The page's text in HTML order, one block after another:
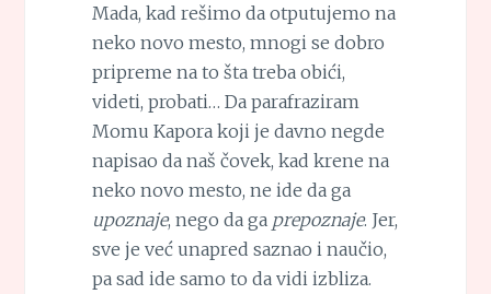
Mada, kad rešimo da otputujemo na
neko novo mesto, mnogi se dobro
pripreme na to šta treba obići,
videti, probati… Da parafraziram
Momu Kapora koji je davno negde
napisao da naš čovek, kad krene na
neko novo mesto, ne ide da ga
upoznaje, nego da ga prepoznaje. Jer,
sve je već unapred saznao i naučio,
pa sad ide samo to da vidi izbliza.